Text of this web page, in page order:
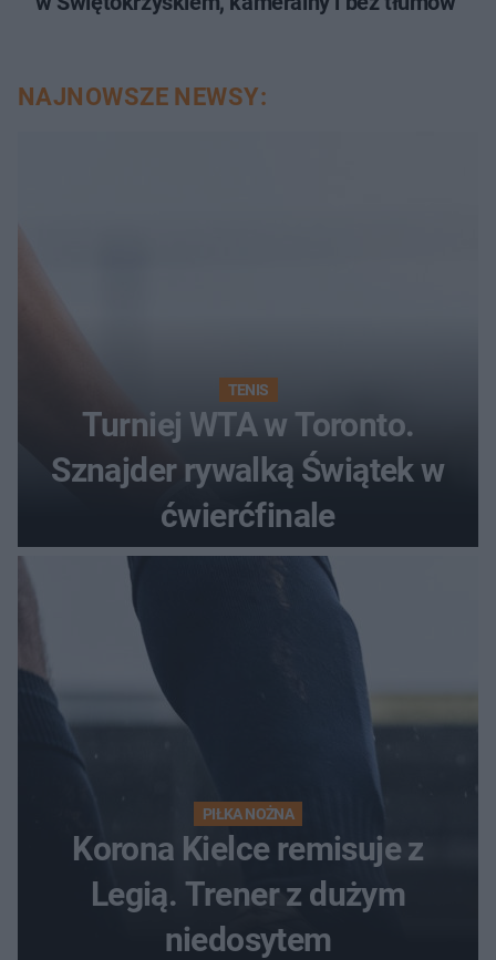
NAJNOWSZE NEWSY:
TENIS
Turniej WTA w Toronto.
Sznajder rywalką Świątek w
ćwierćfinale
PIŁKA NOŻNA
Korona Kielce remisuje z
Legią. Trener z dużym
niedosytem